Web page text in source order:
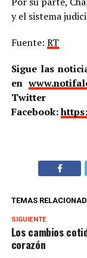
y el sistema
Fuente: RT
Sigue las
en
Twitter
Facebook:
TEMAS
SIGUIENTE
Los cambios
corazón